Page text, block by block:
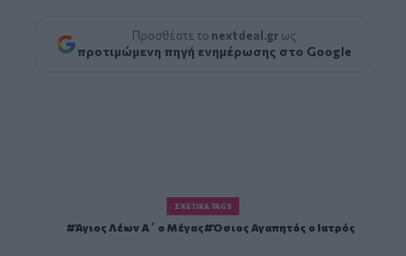
Προσθέστε το nextdeal.gr ως
προτιμώμενη πηγή ενημέρωσης στο Google
ΣΧΕΤΙΚΆ TAGS
Άγιος Λέων Α΄ ο Μέγας Όσιος Αγαπητός ο Ιατρός